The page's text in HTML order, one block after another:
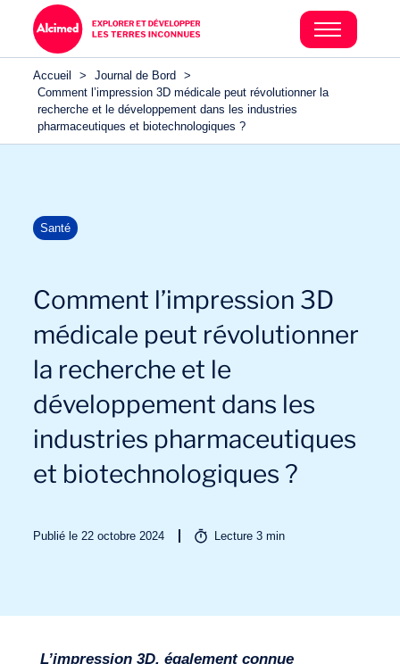
Accueil > Journal de Bord
>
Comment l’impression 3D médicale peut révolutionner la
recherche et le développement dans les industries
pharmaceutiques et biotechnologiques ?
Santé
Comment l’impression 3D
médicale peut révolutionner
la recherche et le
développement dans les
industries pharmaceutiques
et biotechnologiques ?
Publié le 22 octobre 2024 Lecture3 min
L’impression 3D, également connue